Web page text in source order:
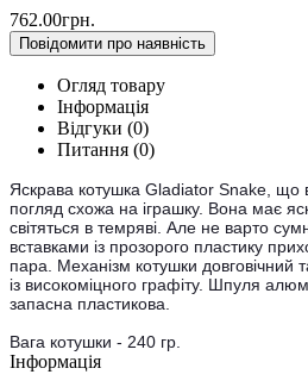
762.00грн.
Повідомити про наявність
Огляд товару
Інформація
Відгуки (0)
Питання (0)
Яскрава котушка Gladiator Snake, що
погляд схожа на іграшку. Вона має
світяться в темряві. Але не варто
вставками із прозорого пластику
пара. Механізм котушки довговічний
із високоміцного графіту. Шпуля
запасна пластикова.
Вага котушки - 240 гр.
Інформація